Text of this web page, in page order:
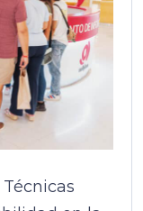
Técnicas